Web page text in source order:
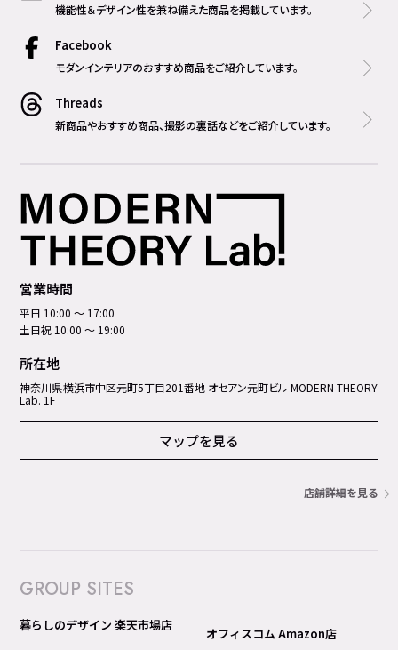
機能性＆デザイン性を兼ね備えた商品を掲載しています。
Facebook
モダンインテリアのおすすめ商品をご紹介しています。
Threads
新商品やおすすめ商品、撮影の裏話などをご紹介しています。
営業時間
平日 10:00 ～ 17:00
土日祝 10:00 ～ 19:00
所在地
神奈川県横浜市中区元町5丁⽬201番地 オセアン元町ビル MODERN THEORY
Lab. 1F
マップを見る
店舗詳細を見る
GROUP SITES
暮らしのデザイン 楽天市場店
オフィスコム Amazon店